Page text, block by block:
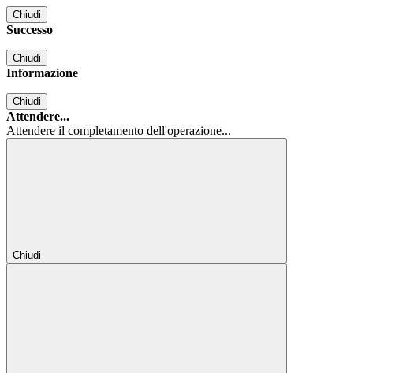
Chiudi
Successo
Chiudi
Informazione
Chiudi
Attendere...
Attendere il completamento dell'operazione...
Chiudi